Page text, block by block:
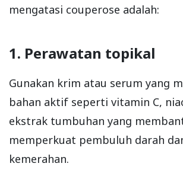
mengatasi couperose adalah:
1. Perawatan topikal
Gunakan krim atau serum yang
bahan aktif seperti vitamin C,
ekstrak tumbuhan yang
memperkuat pembuluh darah
kemerahan.